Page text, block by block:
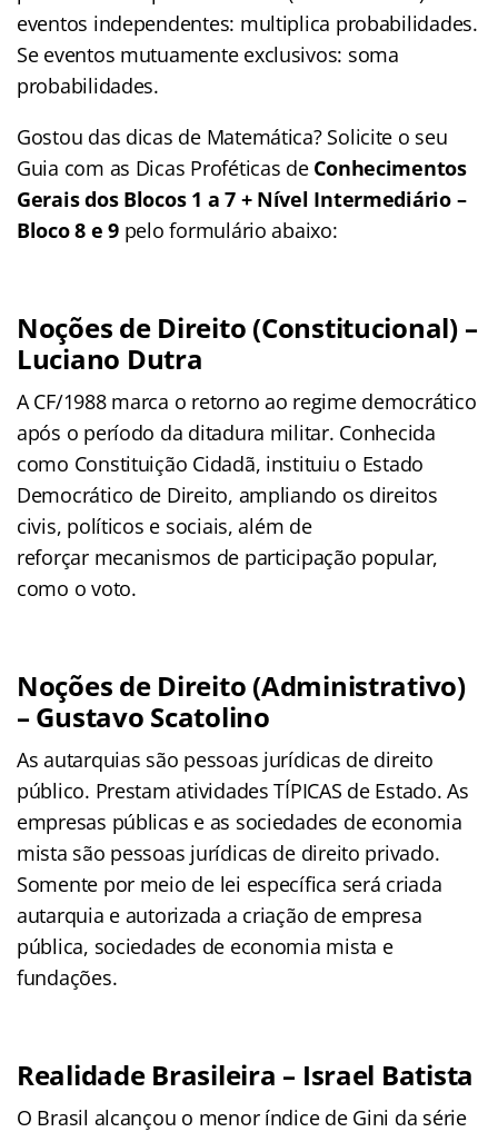
eventos independentes: multiplica probabilidades.
Se eventos mutuamente exclusivos: soma
probabilidades.
Gostou das dicas de Matemática? Solicite o seu
Guia com as Dicas Proféticas de Conhecimentos
Gerais dos Blocos 1 a 7 + Nível Intermediário –
Bloco 8 e 9 pelo formulário abaixo:
Noções de Direito (Constitucional) –
Luciano Dutra
A CF/1988 marca o retorno ao regime democrático
após o período da ditadura militar. Conhecida
como Constituição Cidadã, instituiu o Estado
Democrático de Direito, ampliando os direitos
civis, políticos e sociais, além de
reforçar mecanismos de participação popular,
como o voto.
Noções de Direito (Administrativo)
– Gustavo Scatolino
As autarquias são pessoas jurídicas de direito
público. Prestam atividades TÍPICAS de Estado. As
empresas públicas e as sociedades de economia
mista são pessoas jurídicas de direito privado.
Somente por meio de lei específica será criada
autarquia e autorizada a criação de empresa
pública, sociedades de economia mista e
fundações.
Realidade Brasileira – Israel Batista
O Brasil alcançou o menor índice de Gini da série